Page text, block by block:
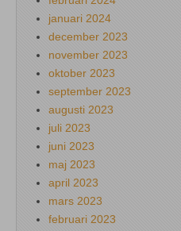
januari 2024
december 2023
november 2023
oktober 2023
september 2023
augusti 2023
juli 2023
juni 2023
maj 2023
april 2023
mars 2023
februari 2023